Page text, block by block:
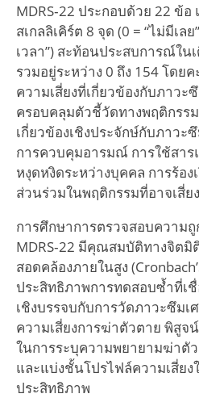
MDRS‑22 ประกอบด้วย 22 ข้
สเกลลิเคิร์ต 8 จุด (0 = “ไม่มีเล
เวลา”) สะท้อนประสบการณ์ใ
รวมอยู่ระหว่าง 0 ถึง 154 โดย
ความเสี่ยงที่เกี่ยวข้องกับภาวะ
ครอบคลุมตัวชี้วัดทางพฤติกรร
เกี่ยวข้องเชิงประจักษ์กับภาวะ
การควบคุมอารมณ์ การใช้สา
หงุดหงิดระหว่างบุคคล การร้อ
ส่วนร่วมในพฤติกรรมที่อาจเสี่ยง
การศึกษาการตรวจสอบความถู
MDRS‑22 มีคุณสมบัติทางจิตมิ
สอดคล้องภายในสูง
ประสิทธิภาพการทดสอบซ้ำที่เ
เชิงบรรจบกับการวัดภาวะซึม
ความเสี่ยงการฆ่าตัวตาย พิสูจ
ในการระบุความพยายามฆ่าตัว
และแบ่งชั้นโปรไฟล์ความเสี่ยง
ประสิทธิภาพ